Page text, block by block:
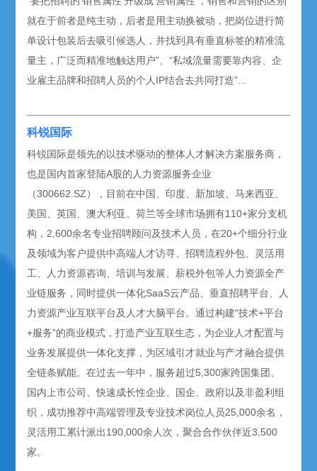
就在于前者是纯主动，后者是用主动换被动，把岗位进行简
单设计包装后去吸引候选人，并找到具有垂直标签的精准流
量主，广泛而精准地触达用户”、“私域流量需要靠内容、企
业雇主品牌和招聘人员的个人IP结合去共同打造”...
科锐国际
科锐国际是领先的以技术驱动的整体人才解决方案服务商，
也是国内首家登陆A股的人力资源服务企业
（300662.SZ），目前在中国、印度、新加坡、马来西亚、
美国、英国、澳大利亚、荷兰等全球市场拥有110+家分支机
构，2,600余名专业招聘顾问及技术人员，在20+个细分行业
及领域为客户提供中高端人才访寻、招聘流程外包、灵活用
工、人力资源咨询、培训与发展、薪税外包等人力资源全产
业链服务，同时提供一体化SaaS云产品、垂直招聘平台、人
力资源产业互联平台及人才大脑平台。通过构建“技术+平台
+服务”的商业模式，打造产业互联生态，为企业人才配置与
业务发展提供一体化支撑，为区域引才就业与产才融合提供
全链条赋能。在过去一年中，服务超过5,300家跨国集团、
国内上市公司、快速成长性企业、国企、政府以及非盈利组
织，成功推荐中高端管理及专业技术岗位人员25,000余名，
灵活用工累计派出190,000余人次，聚合合作伙伴近3,500
家。